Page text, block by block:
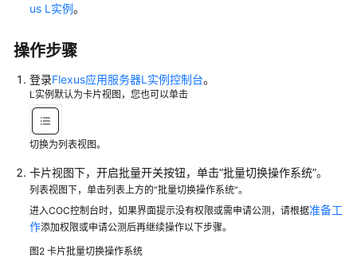
例
操
作
系
统
装
单
台
例
us L实例。
操作步骤
登录Flexus应用服务器L实例控制台。
L实例默认为卡片视图，您也可以单击
切换为列表视图。
卡片视图下，开启批量开关按钮，单击“批量切换操作系统”。
列表视图下，单击列表上方的“批量切换操作系统”。
进入COC控制台时，如果界面提示没有权限或需申请公测，请根据准备工
作添加权限或申请公测后再继续操作以下步骤。
图2 卡片批量切换操作系统